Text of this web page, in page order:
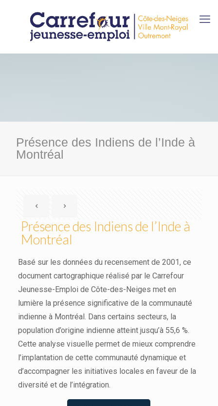
Présence des Indiens de l’Inde à
Montréal
Présence des Indiens de l’Inde à
Montréal
Basé sur les données du recensement de 2001, ce
document cartographique réalisé par le Carrefour
Jeunesse-Emploi de Côte-des-Neiges met en
lumière la présence significative de la communauté
indienne à Montréal. Dans certains secteurs, la
population d’origine indienne atteint jusqu’à 55,6 %.
Cette analyse visuelle permet de mieux comprendre
l’implantation de cette communauté dynamique et
d’accompagner les initiatives locales en faveur de la
diversité et de l’intégration.